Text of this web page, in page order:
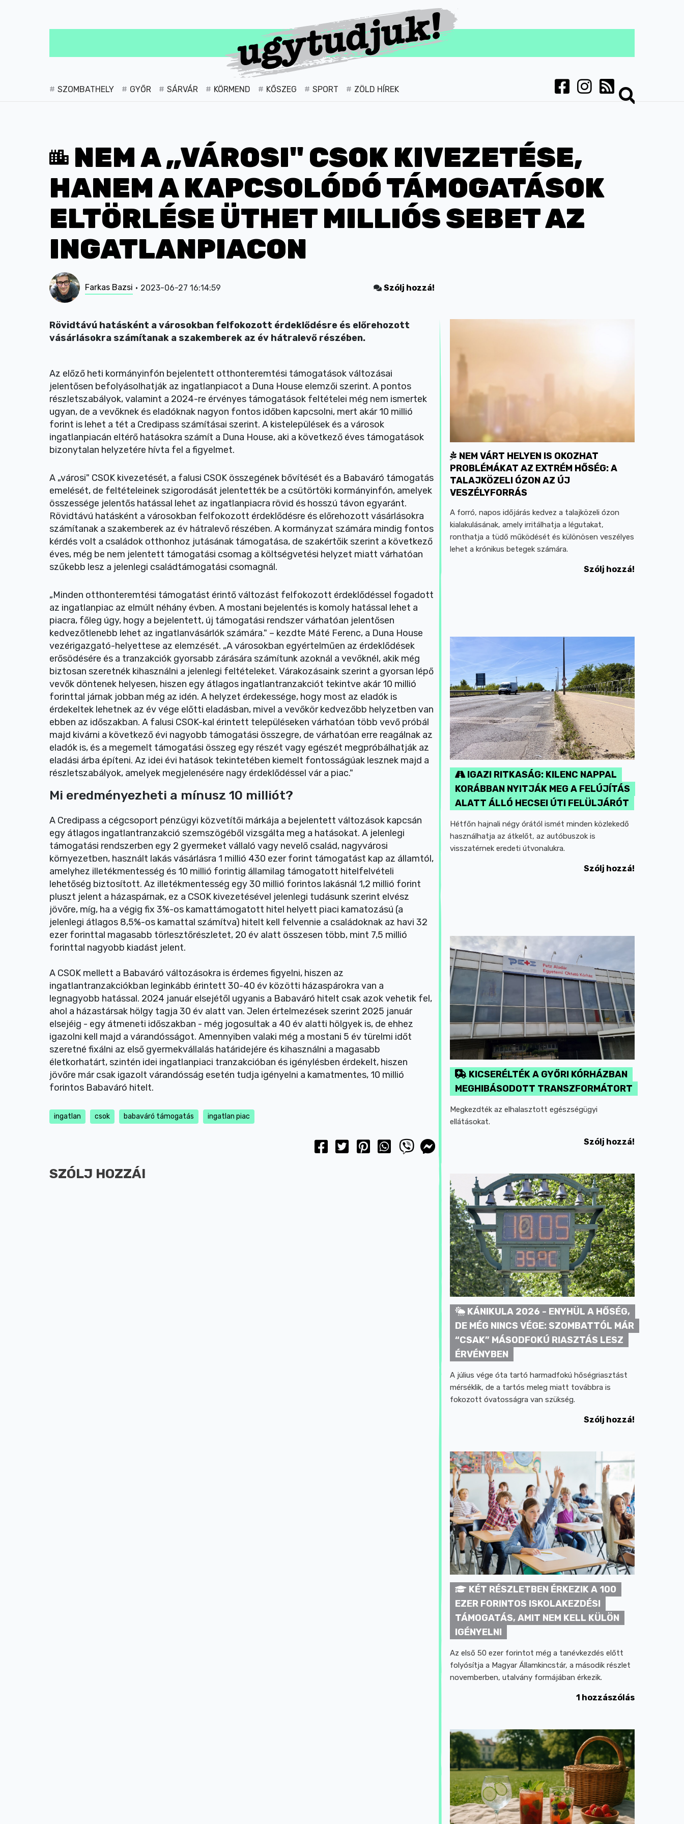
SZOMBATHELY GYŐR SÁRVÁR KÖRMEND KŐSZEG SPORT ZÖLD HÍREK
NEM A „VÁROSI" CSOK KIVEZETÉSE,
HANEM A KAPCSOLÓDÓ TÁMOGATÁSOK
ELTÖRLÉSE ÜTHET MILLIÓS SEBET AZ
INGATLANPIACON
Farkas Bazsi 2023-06-27 16:14:59 Szólj hozzá!
Rövidtávú hatásként a városokban felfokozott érdeklődésre és előrehozott
vásárlásokra számítanak a szakemberek az év hátralevő részében.
Az előző heti kormányinfón bejelentett otthonteremtési támogatások változásai
jelentősen befolyásolhatják az ingatlanpiacot a Duna House elemzői szerint. A pontos
részletszabályok, valamint a 2024-re érvényes támogatások feltételei még nem ismertek
ugyan, de a vevőknek és eladóknak nagyon fontos időben kapcsolni, mert akár 10 millió
forint is lehet a tét a Credipass számításai szerint. A kistelepülések és a városok
ingatlanpiacán eltérő hatásokra számít a Duna House, aki a következő éves támogatások
bizonytalan helyzetére hívta fel a figyelmet.
A „városi" CSOK kivezetését, a falusi CSOK összegének bővítését és a Babaváró támogatás
emelését, de feltételeinek szigorodását jelentették be a csütörtöki kormányinfón, amelyek
összessége jelentős hatással lehet az ingatlanpiacra rövid és hosszú távon egyaránt.
Rövidtávú hatásként a városokban felfokozott érdeklődésre és előrehozott vásárlásokra
számítanak a szakemberek az év hátralevő részében. A kormányzat számára mindig fontos
kérdés volt a családok otthonhoz jutásának támogatása, de szakértőik szerint a következő
éves, még be nem jelentett támogatási csomag a költségvetési helyzet miatt várhatóan
szűkebb lesz a jelenlegi családtámogatási csomagnál.
„Minden otthonteremtési támogatást érintő változást felfokozott érdeklődéssel fogadott
az ingatlanpiac az elmúlt néhány évben. A mostani bejelentés is komoly hatással lehet a
piacra, főleg úgy, hogy a bejelentett, új támogatási rendszer várhatóan jelentősen
kedvezőtlenebb lehet az ingatlanvásárlók számára." – kezdte Máté Ferenc, a Duna House
vezérigazgató-helyettese az elemzését. „A városokban egyértelműen az érdeklődések
erősödésére és a tranzakciók gyorsabb zárására számítunk azoknál a vevőknél, akik még
biztosan szeretnék kihasználni a jelenlegi feltételeket. Várakozásaink szerint a gyorsan lépő
vevők döntenek helyesen, hiszen egy átlagos ingatlantranzakciót tekintve akár 10 millió
forinttal járnak jobban még az idén. A helyzet érdekessége, hogy most az eladók is
érdekeltek lehetnek az év vége előtti eladásban, mivel a vevőkör kedvezőbb helyzetben van
ebben az időszakban. A falusi CSOK-kal érintett településeken várhatóan több vevő próbál
majd kivárni a következő évi nagyobb támogatási összegre, de várhatóan erre reagálnak az
eladók is, és a megemelt támogatási összeg egy részét vagy egészét megpróbálhatják az
eladási árba építeni. Az idei évi hatások tekintetében kiemelt fontosságúak lesznek majd a
részletszabályok, amelyek megjelenésére nagy érdeklődéssel vár a piac."
Mi eredményezheti a mínusz 10 milliót?
A Credipass a cégcsoport pénzügyi közvetítői márkája a bejelentett változások kapcsán
egy átlagos ingatlantranzakció szemszögéből vizsgálta meg a hatásokat. A jelenlegi
támogatási rendszerben egy 2 gyermeket vállaló vagy nevelő család, nagyvárosi
környezetben, használt lakás vásárlásra 1 millió 430 ezer forint támogatást kap az államtól,
amelyhez illetékmentesség és 10 millió forintig államilag támogatott hitelfelvételi
lehetőség biztosított. Az illetékmentesség egy 30 millió forintos lakásnál 1,2 millió forint
pluszt jelent a házaspárnak, ez a CSOK kivezetésével jelenlegi tudásunk szerint elvész
jövőre, míg, ha a végig fix 3%-os kamattámogatott hitel helyett piaci kamatozású (a
jelenlegi átlagos 8,5%-os kamattal számítva) hitelt kell felvennie a családoknak az havi 32
ezer forinttal magasabb törlesztőrészletet, 20 év alatt összesen több, mint 7,5 millió
forinttal nagyobb kiadást jelent.
A CSOK mellett a Babaváró változásokra is érdemes figyelni, hiszen az
ingatlantranzakciókban leginkább érintett 30-40 év közötti házaspárokra van a
legnagyobb hatással. 2024 január elsejétől ugyanis a Babaváró hitelt csak azok vehetik fel,
ahol a házastársak hölgy tagja 30 év alatt van. Jelen értelmezések szerint 2025 január
elsejéig - egy átmeneti időszakban - még jogosultak a 40 év alatti hölgyek is, de ehhez
igazolni kell majd a várandósságot. Amennyiben valaki még a mostani 5 év türelmi időt
szeretné fixálni az első gyermekvállalás határidejére és kihasználni a magasabb
életkorhatárt, szintén idei ingatlanpiaci tranzakcióban és igénylésben érdekelt, hiszen
jövőre már csak igazolt várandósság esetén tudja igényelni a kamatmentes, 10 millió
forintos Babaváró hitelt.
ingatlan csok babaváró támogatás ingatlan piac
SZÓLJ HOZZÁ!
NEM VÁRT HELYEN IS OKOZHAT
PROBLÉMÁKAT AZ EXTRÉM HŐSÉG: A
TALAJKÖZELI ÓZON AZ ÚJ
VESZÉLYFORRÁS
A forró, napos időjárás kedvez a talajközeli ózon
kialakulásának, amely irritálhatja a légutakat,
ronthatja a tüdő működését és különösen veszélyes
lehet a krónikus betegek számára.
Szólj hozzá!
IGAZI RITKASÁG: KILENC NAPPAL
KORÁBBAN NYITJÁK MEG A FELÚJÍTÁS
ALATT ÁLLÓ HECSEI ÚTI FELÜLJÁRÓT
Hétfőn hajnali négy órától ismét minden közlekedő
használhatja az átkelőt, az autóbuszok is
visszatérnek eredeti útvonalukra.
Szólj hozzá!
KICSERÉLTÉK A GYŐRI KÓRHÁZBAN
MEGHIBÁSODOTT TRANSZFORMÁTORT
Megkezdték az elhalasztott egészségügyi
ellátásokat.
Szólj hozzá!
KÁNIKULA 2026 - ENYHÜL A HŐSÉG,
DE MÉG NINCS VÉGE: SZOMBATTÓL MÁR
“CSAK” MÁSODFOKÚ RIASZTÁS LESZ
ÉRVÉNYBEN
A július vége óta tartó harmadfokú hőségriasztást
mérséklik, de a tartós meleg miatt továbbra is
fokozott óvatosságra van szükség.
Szólj hozzá!
KÉT RÉSZLETBEN ÉRKEZIK A 100
EZER FORINTOS ISKOLAKEZDÉSI
TÁMOGATÁS, AMIT NEM KELL KÜLÖN
IGÉNYELNI
Az első 50 ezer forintot még a tanévkezdés előtt
folyósítja a Magyar Államkincstár, a második részlet
novemberben, utalvány formájában érkezik.
1 hozzászólás